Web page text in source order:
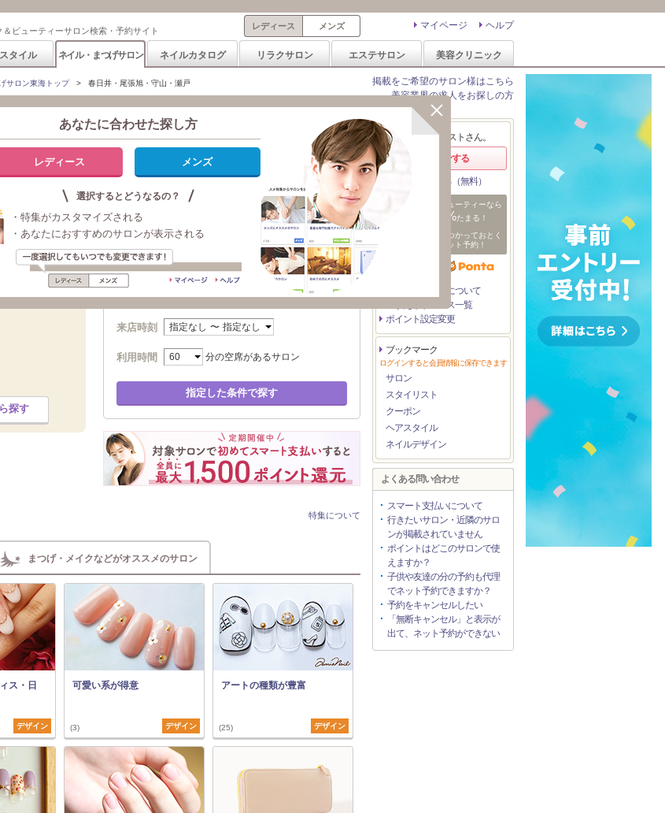
ビューティーサロン検索・予約サイト ヘルプ
マイページ
レディース メンズ
タイル ネイル・まつげサロン ネイルカタログ リラクサロン エステサロン 美容クリニック
サロン東海トップ>
春日井・尾張旭・守山・瀬戸
掲載をご希望のサロン様はこちら
美容業界の求人をお探しの方
げサロン検索・予約 エリア変更
探す
日付・来店時刻から探す
今日
Sun Aug 09
19:00:25 JST
Mon Aug 10
19:00:25 JST
2026
日
付
を
指
定
来店時刻 指定なし 〜 指定なし
利用時間 分の空席があるサロン
指定した条件で探す
特集について
まつげ・メイクなどがオススメのサロン
ス・日
デザイン
可愛い系が得意
(3) デザイン
アートの種類が豊富
(25) デザイン
ようこそ、ゲストさん。
ログインする
会員登録する（無料）
ホットペッパービューティーなら
1%たまる！
ためたポイントをつかっておとく
にサロンをネット予約！
たまるポイントについて
つかえるサービス一覧
ポイント設定変更
ブックマーク
ログインすると会員情報に保存できます
サロン
スタイリスト
クーポン
ヘアスタイル
ネイルデザイン
よくある問い合わせ
スマート支払いについて
行きたいサロン・近隣のサロ
ンが掲載されていません
ポイントはどこのサロンで使
えますか？
子供や友達の分の予約も代理
でネット予約できますか？
予約をキャンセルしたい
「無断キャンセル」と表示が
出て、ネット予約ができない
あなたに合わせた探し方
レディース メンズ
選択するとどうなるの？
・特集がカスタマイズされる
・あなたにおすすめのサロンが表示される